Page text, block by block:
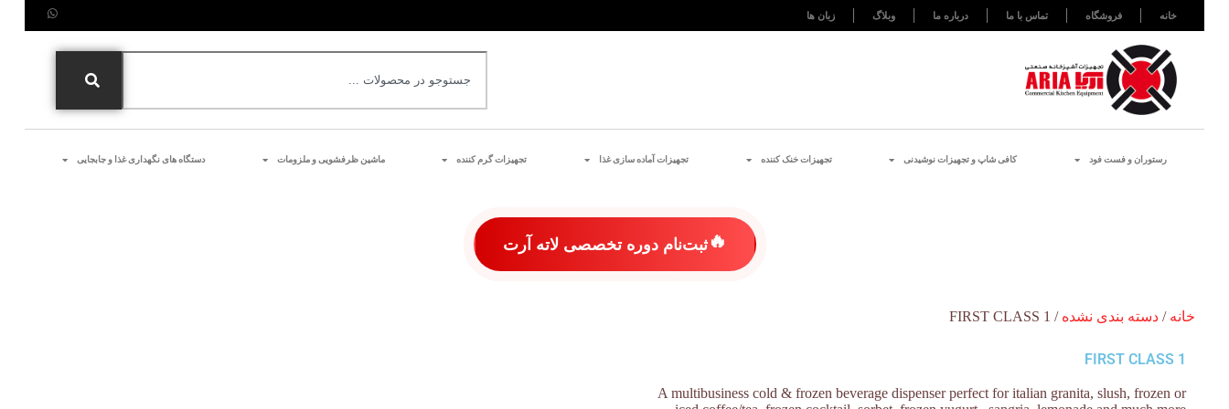
خانه فروشگاه تماس با ما درباره ما وبلاگ زبان ها
رستوران و فست فود کافی شاپ و تجهیزات نوشیدنی تجهیزات خنک کننده تجهیزات آماده سازی غذا تجهیزات گرم کننده ماشین ظرفشویی و ملزومات دستگاه های نگهداری غذا و جابجایی
🔥ثبت‌نام دوره تخصصی لاته آرت
خانه / دسته بندی نشده / FIRST CLASS 1
FIRST CLASS 1
A multibusiness cold & frozen beverage dispenser perfect for italian granita, slush, frozen or